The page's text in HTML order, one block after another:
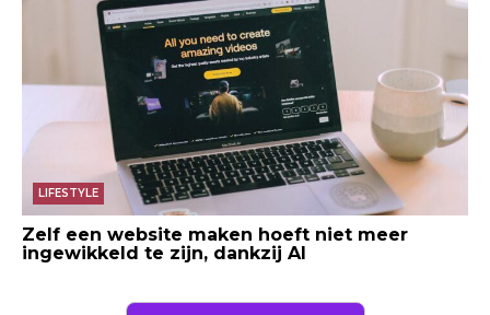
LIFESTYLE
Zelf een website maken hoeft niet meer
ingewikkeld te zijn, dankzij AI